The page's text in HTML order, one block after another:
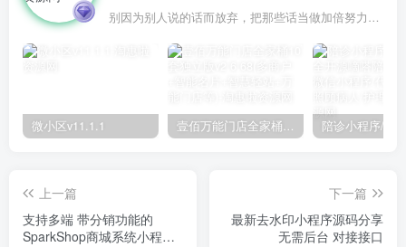
别因为别人说的话而放弃，把那些话当做加倍努力的动力
微小区v11.1.1 壹佰万能门店全家桶10套独立版v2.6.68(​多商户+智能名片+智慧轻站+万能门店等)
上一篇
支持多端 带分销功能的
SparkShop商城系统小程序
下一篇
最新去水印小程序源码分享
无需后台 对接接口